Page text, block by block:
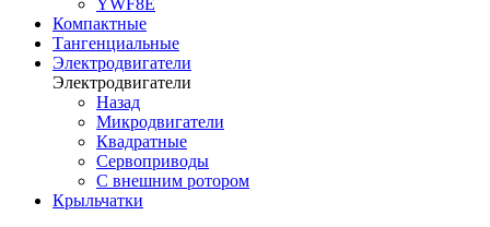
YWF8E
Компактные
Тангенциальные
Электродвигатели
Электродвигатели
Назад
Микродвигатели
Квадратные
Сервоприводы
С внешним ротором
Крыльчатки